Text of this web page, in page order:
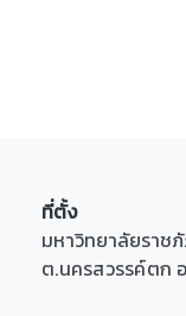
ที่ตั้ง
มหาวิทยาลัยราช
ต.นครสวรรค์ตก